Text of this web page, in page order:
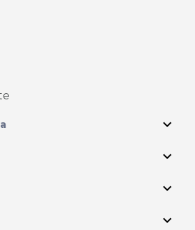
su youtube
su instagram
expand_more
expand_more
expand_more
expand_more